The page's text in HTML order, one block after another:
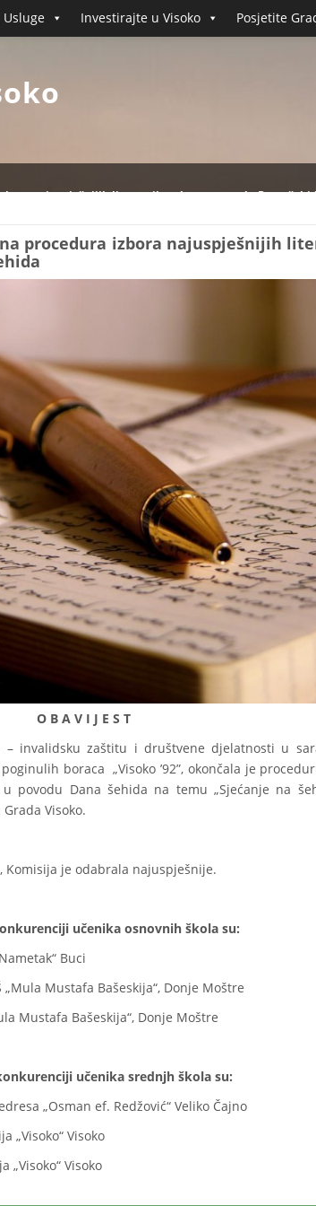
Usluge Investirajte u Visoko Posjetite
izbora najuspješnijih literarnih radova u povodu Dana
procedura izbora najuspješnijih
O B A V I J E S T
zaštitu i društvene djelatnosti u
boraca „Visoko ’92”, okončala je
povodu Dana šehida na temu „Sjećanje na
Visoko.
je odabrala najuspješnije.
učenika osnovnih škola su:
Buci
Mustafa Bašeskija“, Donje Moštre
Mustafa Bašeskija“, Donje Moštre
učenika srednjh škola su:
„Osman ef. Redžović“ Veliko Čajno
„Visoko“ Visoko
„Visoko“ Visoko